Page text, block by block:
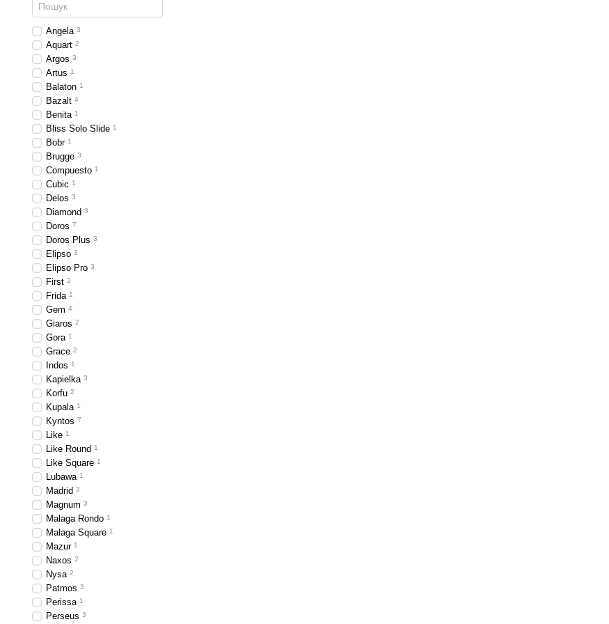
Angela 3
Aquart 2
Argos 3
Artus 1
Balaton 1
Bazalt 4
Benita 1
Bliss Solo Slide 1
Bobr 1
Brugge 3
Compuesto 1
Cubic 1
Delos 3
Diamond 3
Doros 7
Doros Plus 3
Elipso 3
Elipso Pro 3
First 2
Frida 1
Gem 4
Giaros 2
Gora 1
Grace 2
Indos 1
Kapielka 3
Korfu 2
Kupala 1
Kyntos 7
Like 1
Like Round 1
Like Square 1
Lubawa 1
Madrid 3
Magnum 3
Malaga Rondo 1
Malaga Square 1
Mazur 1
Naxos 2
Nysa 2
Patmos 3
Perissa 1
Perseus 3